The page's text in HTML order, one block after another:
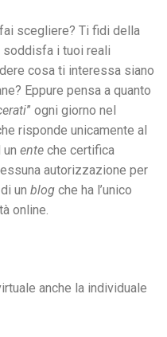
scegliere? Ti fidi della
soddisfa i tuoi reali
cosa ti interessa siano
Eppure pensa a quanto
” ogni giorno nel
risponde unicamente al
ente che certifica
autorizzazione per
un blog che ha l’unico
online.
anche la individuale